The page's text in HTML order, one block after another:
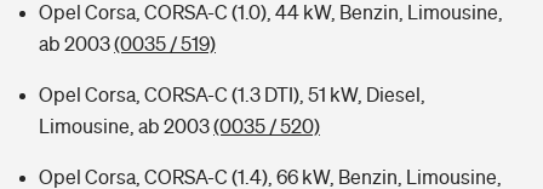
Opel Corsa, CORSA-C (1.0), 44 kW, Benzin, Limousine,
ab 2003(0035 / 519)
Opel Corsa, CORSA-C (1.3 DTI), 51 kW, Diesel,
Limousine, ab 2003(0035 / 520)
Opel Corsa, CORSA-C (1.4), 66 kW, Benzin, Limousine,